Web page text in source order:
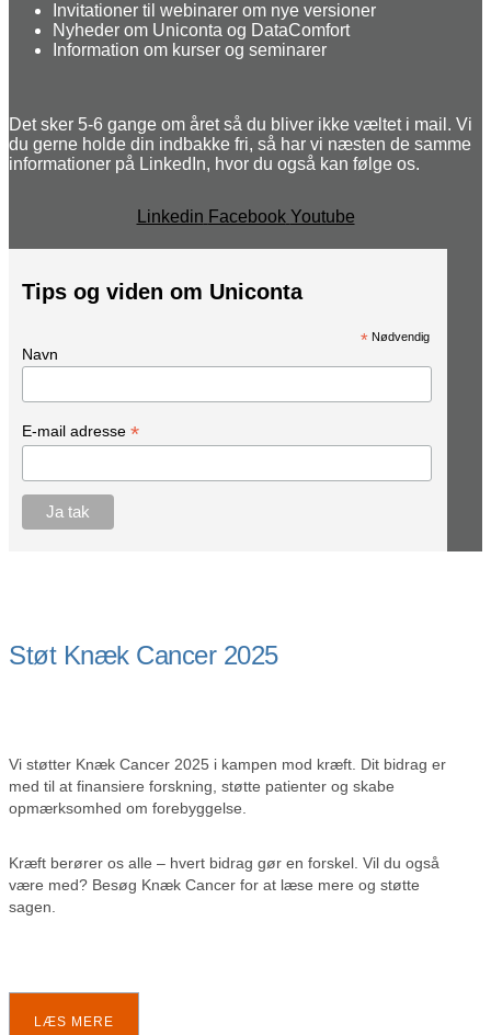
Invitationer til webinarer om nye versioner
Nyheder om Uniconta og DataComfort
Information om kurser og seminarer
Det sker 5-6 gange om året så du bliver ikke væltet i mail. Vi
du gerne holde din indbakke fri, så har vi næsten de samme
informationer på LinkedIn, hvor du også kan følge os.
Linkedin Facebook Youtube
Tips og viden om Uniconta
* Nødvendig
Navn
E-mail adresse *
Støt Knæk Cancer 2025
Vi støtter Knæk Cancer 2025 i kampen mod kræft. Dit bidrag er
med til at finansiere forskning, støtte patienter og skabe
opmærksomhed om forebyggelse.
Kræft berører os alle – hvert bidrag gør en forskel. Vil du også
være med? Besøg Knæk Cancer for at læse mere og støtte
sagen.
LÆS MERE